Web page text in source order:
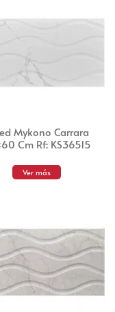
Mykono Carrara
Cm Rf: KS36515
Ver más